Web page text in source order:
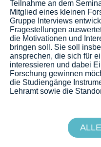
Teilnahme an dem
Mitglied eines kleinen
Gruppe Interviews
Fragestellungen
die Motivationen und
bringen soll. Sie soll
ansprechen, die sich für
interessieren und dabei
Forschung gewinnen
die Studiengänge
Lehramt sowie die